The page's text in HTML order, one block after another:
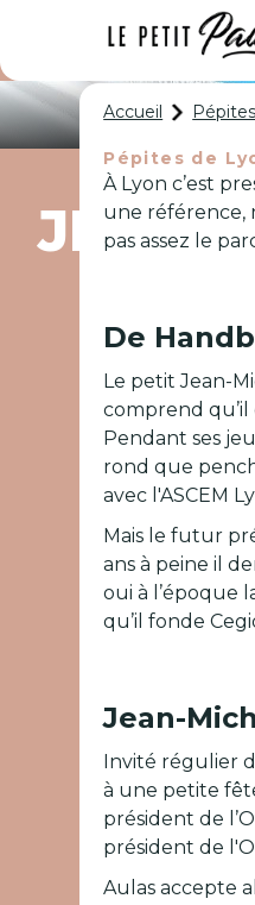
JEAN-
Accueil
Pépites de
À Lyon c’est
une référence,
pas assez le
De
Le petit Jean-
comprend
Pendant ses
rond que
avec l'ASCEM
Mais le futur
ans à peine il
oui à l’époque
qu’il fonde
Jean-
Invité régulier
à une petite
président de
président de
Aulas accepte